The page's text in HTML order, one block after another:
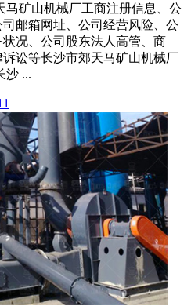
马矿山机械厂工商注册信息、公
邮箱网址、公司经营风险、公
况、公司股东法人高管、商
讼等长沙市郊天马矿山机械厂
沙 ...